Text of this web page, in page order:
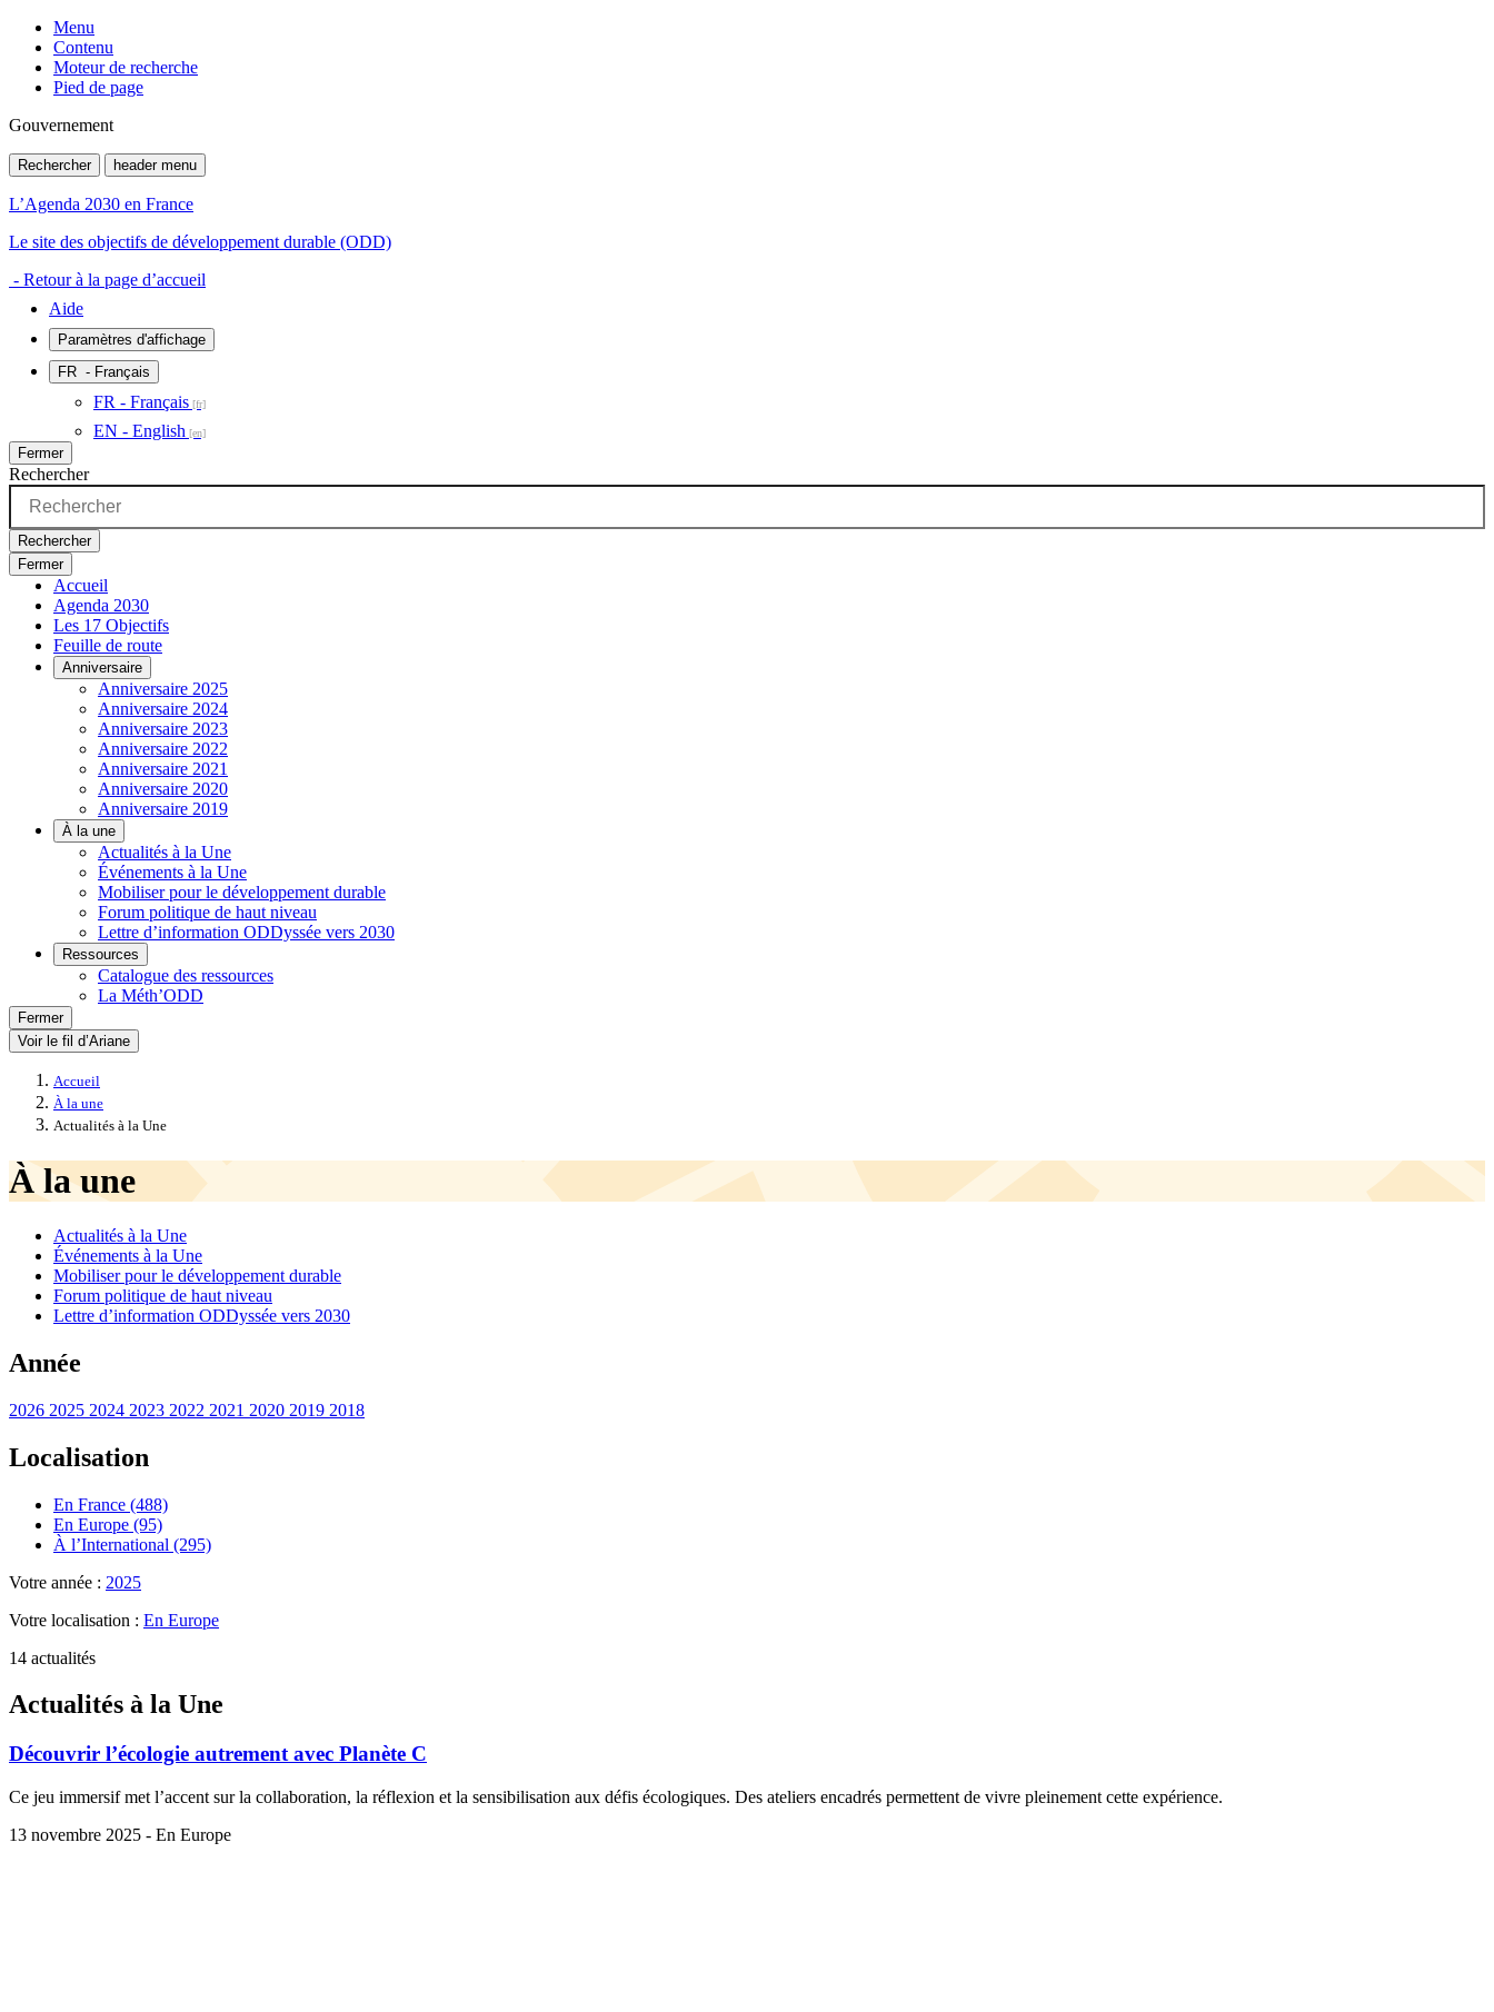
Menu
Contenu
Moteur de recherche
Pied de page
Gouvernement
Rechercher header menu
L’Agenda 2030 en France
Le site des objectifs de développement durable (ODD)
- Retour à la page d’accueil
Aide
Paramètres d'affichage
FR - Français
FR - Français
EN - English
Fermer
Rechercher
Rechercher
Fermer
Accueil
Agenda 2030
Les 17 Objectifs
Feuille de route
Anniversaire
Anniversaire 2025
Anniversaire 2024
Anniversaire 2023
Anniversaire 2022
Anniversaire 2021
Anniversaire 2020
Anniversaire 2019
À la une
Actualités à la Une
Événements à la Une
Mobiliser pour le développement durable
Forum politique de haut niveau
Lettre d’information ODDyssée vers 2030
Ressources
Catalogue des ressources
La Méth’ODD
Fermer
Voir le fil d’Ariane
Accueil
À la une
Actualités à la Une
À la une
Actualités à la Une
Événements à la Une
Mobiliser pour le développement durable
Forum politique de haut niveau
Lettre d’information ODDyssée vers 2030
Année
2026 2025 2024 2023 2022 2021 2020 2019 2018
Localisation
En France (488)
En Europe (95)
À l’International (295)
Votre année : 2025
Votre localisation : En Europe
14 actualités
Actualités à la Une
Découvrir l’écologie autrement avec Planète C
Ce jeu immersif met l’accent sur la collaboration, la réflexion et la sensibilisation aux défis écologiques. Des ateliers encadrés permettent de vivre pleinement cette expérience.
13 novembre 2025 - En Europe